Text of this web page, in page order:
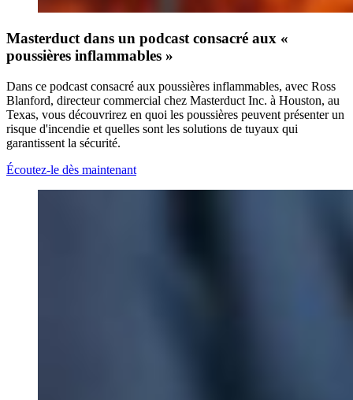
Masterduct dans un podcast consacré aux «
poussières inflammables »
Dans ce podcast consacré aux poussières inflammables, avec Ross
Blanford, directeur commercial chez Masterduct Inc. à Houston, au
Texas, vous découvrirez en quoi les poussières peuvent présenter un
risque d'incendie et quelles sont les solutions de tuyaux qui
garantissent la sécurité.
Écoutez-le dès maintenant